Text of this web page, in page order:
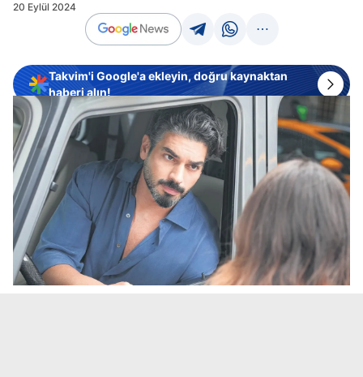
20 Eylül 2024
Takvim'i Google'a ekleyin, doğru kaynaktan
haberi alın!